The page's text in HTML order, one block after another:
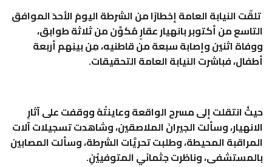
تلقّت النيابة العامة إخطارًا من الشرطة اليومَ الأحدَ الموافق
التاسع من أكتوبر بانهيار عقارٍ مُكوَّن من ثلاثة طوابق،
ووفاة اثنين وإصابة سبعة من قاطنيه، مِن بينِهم أربعة
أطفال، فباشرت النيابة العامة التحقيقات.
حيثُ انتقلت إلى مسرح الواقعة وعاينتْهُ ووقفت على آثارِ
الانهيار، وسألت الجيرانَ الملاصقين، وشاهدت تسجيلات آلات
المراقبة المحيطة، وطلبت تحريَّات الشرطة، وسألت المصابين
بالمستشفى، وناظرت جثمانَي المتوفييْنِ.